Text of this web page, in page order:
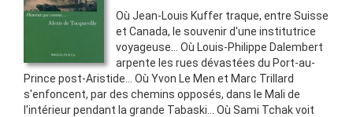
Où Jean-Louis Kuffer traque, entre Suisse
et Canada, le souvenir d'une institutrice
voyageuse... Où Louis-Philippe Dalembert
arpente les rues dévastées du Port-au-
Prince post-Aristide... Où Yvon Le Men et Marc Trillard
s'enfoncent, par des chemins opposés, dans le Mali de
l'intérieur pendant la grande Tabaski... Où Sami Tchak voit